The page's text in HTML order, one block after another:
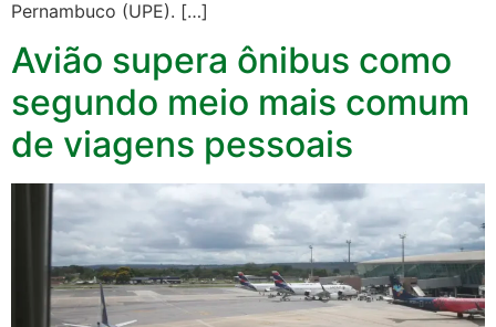
Pernambuco (UPE). […]
Avião supera ônibus como
segundo meio mais comum
de viagens pessoais